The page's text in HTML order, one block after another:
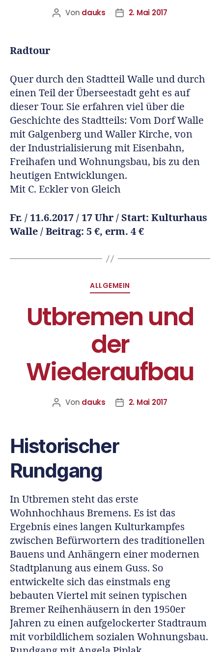
Von dauks 2. Mai 2017
Radtour
Quer durch den Stadtteil Walle und durch
einen Teil der Überseestadt geht es auf
dieser Tour. Sie erfahren viel über die
Geschichte des Stadtteils: Vom Dorf Walle
mit Galgenberg und Waller Kirche, von
der Industrialisierung mit Eisenbahn,
Freihafen und Wohnungsbau, bis zu den
heutigen Entwicklungen.
Mit C. Eckler von Gleich
Fr. / 11.6.2017 / 17 Uhr / Start: Kulturhaus
Walle / Beitrag: 5 €, erm. 4 €
ALLGEMEIN
Utbremen und
der
Wiederaufbau
Von dauks 2. Mai 2017
Historischer
Rundgang
In Utbremen steht das erste
Wohnhochhaus Bremens. Es ist das
Ergebnis eines langen Kulturkampfes
zwischen Befürwortern des traditionellen
Bauens und Anhängern einer modernen
Stadtplanung aus einem Guss. So
entwickelte sich das einstmals eng
bebauten Viertel mit seinen typischen
Bremer Reihenhäusern in den 1950er
Jahren zu einen aufgelockerter Stadtraum
mit vorbildlichem sozialen Wohnungsbau.